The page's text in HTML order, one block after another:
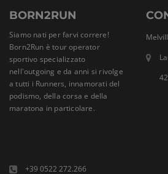
BORN2RUN
Siamo nati per farvi correre!
Born2Run è tour operator
sportivo specializzato
nell'outgoing e da anni si rivolge
a tutti i Runners, innamorati del
podismo, della corsa e della
maratona in particolare.
+39 0522 272.266